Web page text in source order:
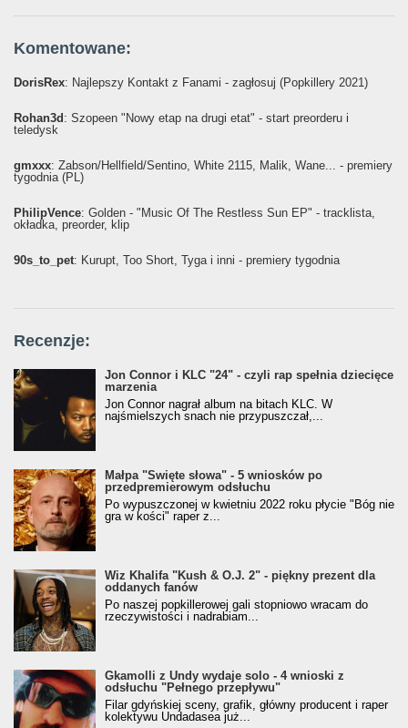
Komentowane:
DorisRex: Najlepszy Kontakt z Fanami - zagłosuj (Popkillery 2021)
Rohan3d : Szopeen "Nowy etap na drugi etat" - start preorderu i
teledysk
gmxxx: Żabson/Hellfield/Sentino, White 2115, Malik, Wane... - premiery
tygodnia (PL)
PhilipVence: Golden - "Music Of The Restless Sun EP" - tracklista,
okładka, preorder, klip
90s_to_pet: Kurupt, Too Short, Tyga i inni - premiery tygodnia
Recenzje:
Jon Connor i KLC "24" - czyli rap spełnia dziecięce
marzenia
Jon Connor nagrał album na bitach KLC. W
najśmielszych snach nie przypuszczał,...
Małpa "Święte słowa" - 5 wniosków po
przedpremierowym odsłuchu
Po wypuszczonej w kwietniu 2022 roku płycie "Bóg nie
gra w kości" raper z...
Wiz Khalifa "Kush & O.J. 2" - piękny prezent dla
oddanych fanów
Po naszej popkillerowej gali stopniowo wracam do
rzeczywistości i nadrabiam...
Gkamolli z Undy wydaje solo - 4 wnioski z
odsłuchu "Pełnego przepływu"
Filar gdyńskiej sceny, grafik, główny producent i raper
kolektywu Undadasea już...